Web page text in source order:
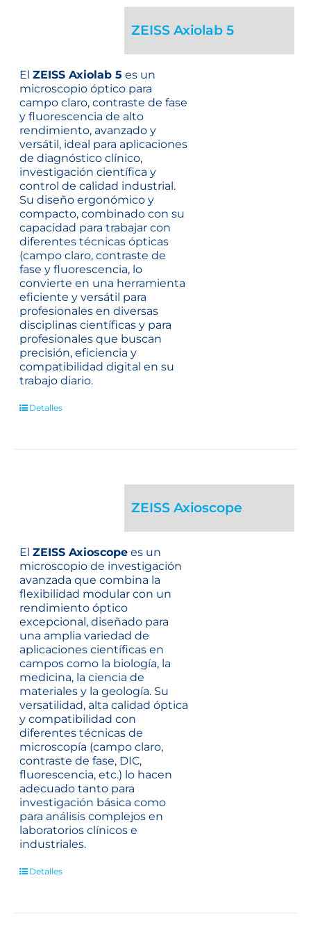
ZEISS Axiolab 5
ElZEISS Axiolab 5 es un
microscopio óptico para
campo claro, contraste de fase
y fluorescencia de alto
rendimiento, avanzado y
versátil, ideal para aplicaciones
de diagnóstico clínico,
investigación científica y
control de calidad industrial.
Su diseño ergonómico y
compacto, combinado con su
capacidad para trabajar con
diferentes técnicas ópticas
(campo claro, contraste de
fase y fluorescencia, lo
convierte en una herramienta
eficiente y versátil para
profesionales en diversas
disciplinas científicas y para
profesionales que buscan
precisión, eficiencia y
compatibilidad digital en su
trabajo diario.
Detalles
ZEISS Axioscope
ElZEISS Axioscope es un
microscopio de investigación
avanzada que combina la
flexibilidad modular con un
rendimiento óptico
excepcional, diseñado para
una amplia variedad de
aplicaciones científicas en
campos como la biología, la
medicina, la ciencia de
materiales y la geología. Su
versatilidad, alta calidad óptica
y compatibilidad con
diferentes técnicas de
microscopía (campo claro,
contraste de fase, DIC,
fluorescencia, etc.) lo hacen
adecuado tanto para
investigación básica como
para análisis complejos en
laboratorios clínicos e
industriales.
Detalles